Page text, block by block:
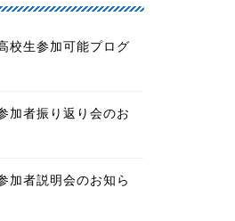
生参加可能プログ
者振り返り会のお
者説明会のお知ら